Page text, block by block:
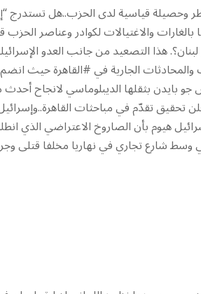
وحصيلة قياسية لدى الحزب..هل تستدرج
بالغارات والاغتيالات لكوادر وعناصر
هذا التصعيد من جانب العدو
الجارية في #القاهرة حيث انضم
جو بايدن بثقلها الديبلوماسي لانجاح
تحقيق تقدّم في مباحثات
هيوم بأن الصاروخ الاعتراضي